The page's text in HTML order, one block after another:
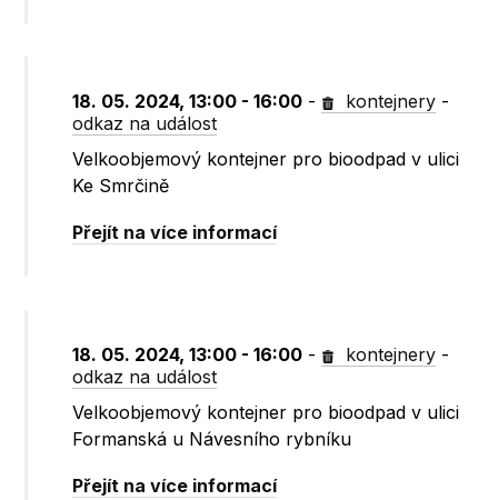
18. 05. 2024, 13:00 - 16:00 - kontejnery -
odkaz na událost
Velkoobjemový kontejner pro bioodpad v ulici
Ke Smrčině
Přejít na více informací
18. 05. 2024, 13:00 - 16:00 - kontejnery -
odkaz na událost
Velkoobjemový kontejner pro bioodpad v ulici
Formanská u Návesního rybníku
Přejít na více informací